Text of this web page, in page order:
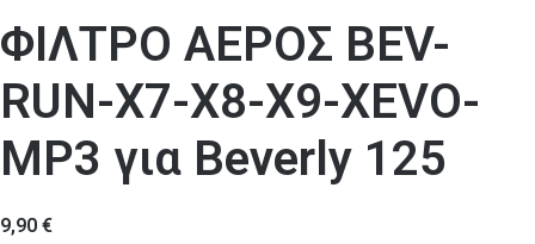
ΦΙΛΤΡΟ ΑΕΡΟΣ BEV-
RUN-X7-X8-X9-XEVO-
MP3 για Beverly 125
9,90 €